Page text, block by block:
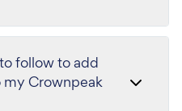
follow to add
my Crownpeak